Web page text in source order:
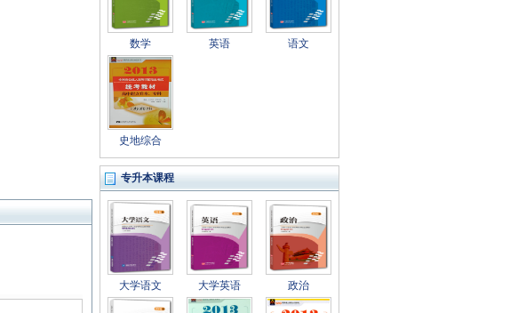
第二部分 第四章社会主义改革和对
第二部分 第五章建设中国特色社会
第二部分 第五章建设中国特色社会
第二部分 第五章建设中国特色社会
第二部分 第五章建设中国特色社会
第二部分 第六章建设社会主义民主
第二部分 第六章建设社会主义民主
第二部分 第七章建设中国特色社会
第二部分 第八章构建社会主义和谐
第二部分 第八章构建社会主义和谐
第二部分 第八章构建社会主义和谐
第二部分 第九章国际战略和外交政
第二部分 第九章国际战略和外交政
第四章 实践和认识（下）（高清课堂
第六章 社会发展动力系统和历史进
第六章 社会发展动力系统和历史进
第一部分第一章 马克思哲学是科学
数学 英语 语文
史地综合
专升本课程
大学语文 大学英语 政治